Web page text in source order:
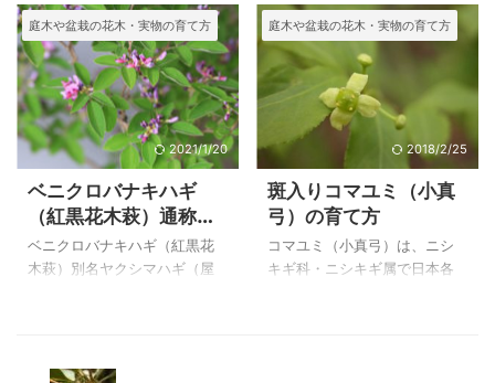
蓮木） ２００７年４月６
日 撮影 栽培品 和名 スイレ
ンボ ...
１７年５月７日 撮影 栽培
品 和名 イタヤカエデ（板屋
楓） ...
日 撮影 ノイバラ・ふじみ
小町（ピャオリャン）は枝枯
れしない、シュートがでな
い、トゲなしと盆栽世界には
記載してあるというミニ盆栽
用に作出されたノイバラで
す。 花の色も形もとても素敵
な上に、葉が小さくとても可
憐なミニノイバラでで、挿し
芽も簡単にできます。 挿し芽
苗をいただいたのですが、剪
定を下枝はすべて根が付き、
（ピャオ ...
黄色い花、赤い果実、紅葉
と、１年を通じて観賞でき、
丈夫で育てやすく、病害虫ほ
とんどないこと、園芸品種も
多いので、生け垣など庭に植
えられることが多いようで
す。 刈込にも耐え、小盆栽や
寄せ植えなどに使いますが、
枝には、葉が退化した刺が鋭
く出ているので、取り扱いに
は注意が必要です。 上のメギ
‘オーレア’は２０１９年４月１
庭木や盆栽の花木・実物の育て方
2021/1/20
ベニクロバナキハギ
（紅黒花木萩）通称ヤ
クシマハギ（屋久島
萩）の育て方
ベニクロバナキハギ（紅黒花
木萩）別名ヤクシマハギ（屋
庭木や盆栽の花木・実物の育て方
2018/2/25
斑入りコマユミ（小真
弓）の育て方
コマユミ（小真弓）は、ニシ
キギ科・ニシキギ属で日本各